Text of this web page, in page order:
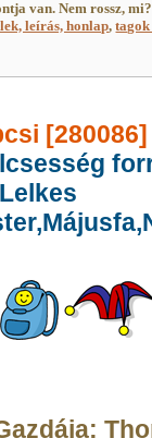
van. Nem rossz, mi?
leírás, honlap,
[280086]